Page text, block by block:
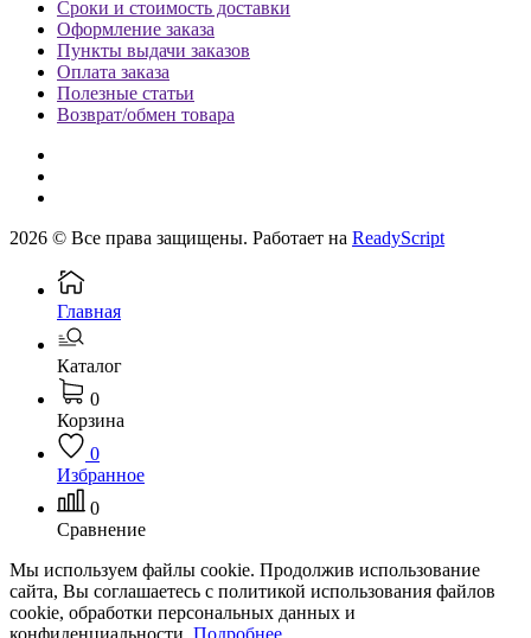
Сроки и стоимость доставки
Оформление заказа
Пункты выдачи заказов
Оплата заказа
Полезные статьи
Возврат/обмен товара
2026 © Все права защищены. Работает на ReadyScript
Главная
Каталог
0
Корзина
0
Избранное
0
Сравнение
Мы используем файлы cookie. Продолжив использование
сайта, Вы соглашаетесь с политикой использования файлов
cookie, обработки персональных данных и
конфиденциальности. Подробнее